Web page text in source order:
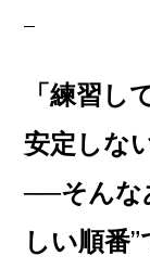
ト「練習
安定しな
──そんな
しい順番”